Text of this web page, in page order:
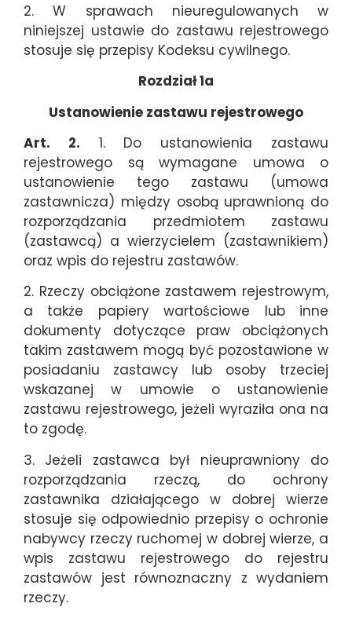
2. W sprawach nieuregulowanych w
niniejszej ustawie do zastawu rejestrowego
stosuje się przepisy Kodeksu cywilnego.
Rozdział 1a
Ustanowienie zastawu rejestrowego
Art. 2. 1. Do ustanowienia zastawu
rejestrowego są wymagane umowa o
ustanowienie tego zastawu (umowa
zastawnicza) między osobą uprawnioną do
rozporządzania przedmiotem zastawu
(zastawcą) a wierzycielem (zastawnikiem)
oraz wpis do rejestru zastawów.
2. Rzeczy obciążone zastawem rejestrowym,
a także papiery wartościowe lub inne
dokumenty dotyczące praw obciążonych
takim zastawem mogą być pozostawione w
posiadaniu zastawcy lub osoby trzeciej
wskazanej w umowie o ustanowienie
zastawu rejestrowego, jeżeli wyraziła ona na
to zgodę.
3. Jeżeli zastawca był nieuprawniony do
rozporządzania rzeczą, do ochrony
zastawnika działającego w dobrej wierze
stosuje się odpowiednio przepisy o ochronie
nabywcy rzeczy ruchomej w dobrej wierze, a
wpis zastawu rejestrowego do rejestru
zastawów jest równoznaczny z wydaniem
rzeczy.